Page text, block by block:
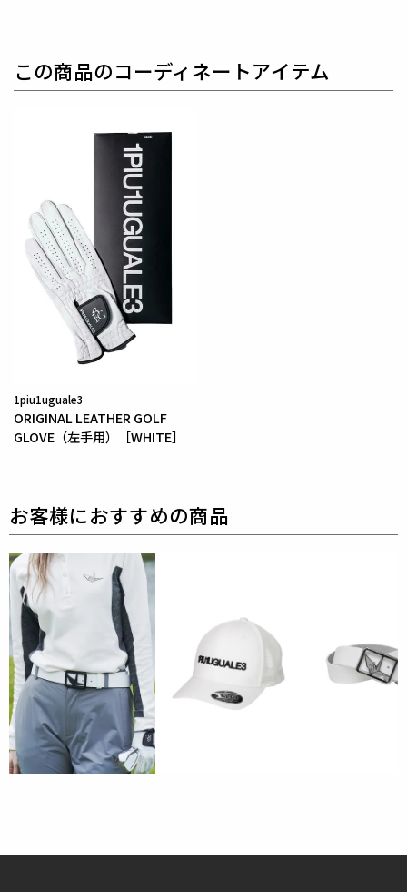
をもたらします。
本製品に使用しているワッペンロゴ(鶴+113G)は熱圧
着加工にて取り付けを行っておりますが、
を採用している為、素材特有の滑らかさや洗濯環境の
影響により
まれにワッペンが剥がれやすくなる場合が
ございます。
※万が一剥がれが生じた場合は、弊社にて修理対応を
承りますのでお気軽にご連絡ください。
ポリエステル100%
この商品のコーディネートアイテム
1piu1uguale3
ORIGINAL LEATHER GOLF
GLOVE（左手用）［WHITE］